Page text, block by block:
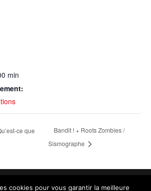
min
ce que
Bandit ! + Roots Zombies /
Sismographe
cookies pour vous garantir la meilleure